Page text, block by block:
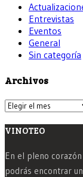
Entrevistas
Eventos
General
Sin categoría
Archivos
Archivos
VINOTEO
En el pleno
podrás encontrar